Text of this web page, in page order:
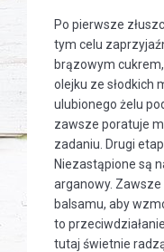
Po pierwsze
tym celu
brązowym
olejku ze słodkich
ulubionego żelu
zawsze poratuje
zadaniu. Drugi
Niezastąpione są
arganowy.
balsamu, aby
to
tutaj świetnie